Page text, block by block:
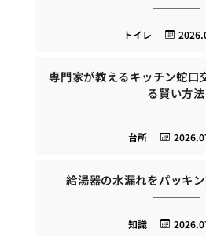
トイレ
専門家が教えるキッチン蛇口
る賢い方法
台所
給湯器の水漏れをパッキ
知識